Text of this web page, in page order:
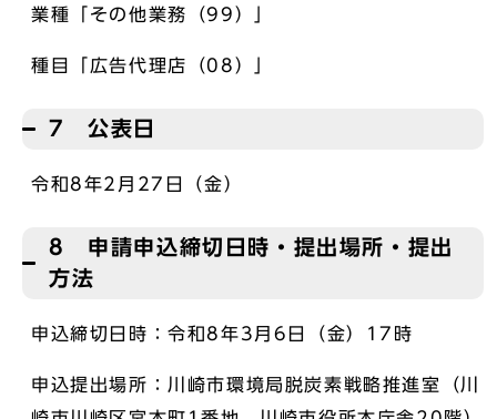
業種「その他業務（99）」
種目「広告代理店（08）」
7 公表日
令和8年2月27日（金）
8 申請申込締切日時・提出場所・提出
方法
申込締切日時：令和8年3月6日（金）17時
申込提出場所：川崎市環境局脱炭素戦略推進室（川